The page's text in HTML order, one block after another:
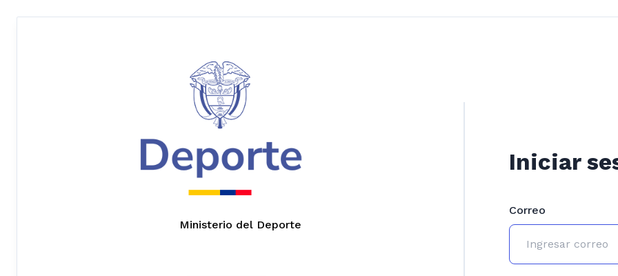
Ministerio del Deporte
Iniciar
Correo